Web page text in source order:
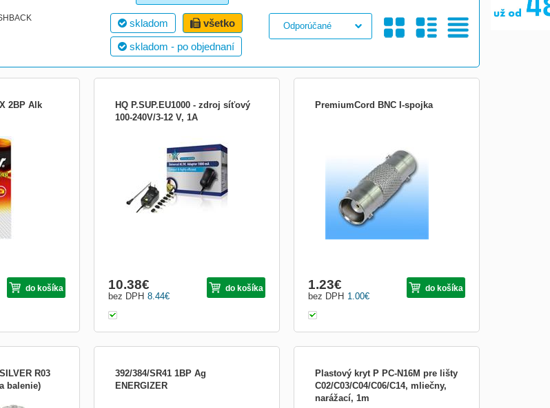
skladom
všetko
skladom - po objednaní
2BP Alk
2 ks
do košíka
HQ P.SUP.EU1000 - zdroj síťový
100-240V/3-12 V, 1A
mA plug-in napájecí adaptér s výstupem 3-
12 V a LED indikací. 6 výměnných
napájecích konektorů umožňuje použití s
mnoha různými přístroji. • Délka kabelu
1.80 m • Rozměry adaptéru: 75 x 43 x 32
mm • Výměnné
8.44€
bez DPH
10.38€ do košíka
PremiumCord BNC I-spojka
1.00€
bez DPH
1.23€ do košíka
R03
balenie)
392/384/SR41 1BP Ag
ENERGIZER
Plastový kryt P PC-N16M pre lišty
C02/C03/C04/C06/C14, mliečny,
narážací, 1m